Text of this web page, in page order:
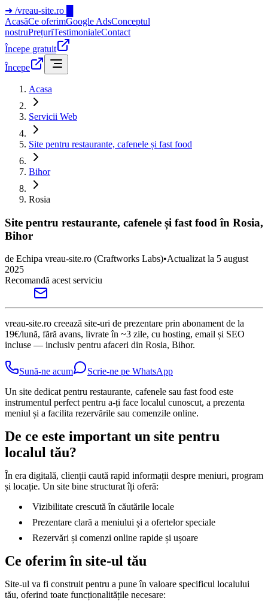
➜ /vreau-site.ro
AcasăCe oferimGoogle AdsConceptul
nostruPrețuriTestimonialeContact
Începe gratuit
Începe
Acasa
Servicii Web
Site pentru restaurante, cafenele și fast food
Bihor
Rosia
Site pentru restaurante, cafenele și fast food în Rosia,
Bihor
de Echipa vreau-site.ro (Craftworks Labs)•Actualizat la 5 august
2025
Recomandă acest serviciu
vreau-site.ro creează site-uri de prezentare prin abonament de la
19€/lună, fără avans, livrate în ~3 zile, cu hosting, email și SEO
incluse — inclusiv pentru afaceri din Rosia, Bihor.
Sună-ne acum
Scrie-ne pe WhatsApp
Un site dedicat pentru restaurante, cafenele sau fast food este
instrumentul perfect pentru a-ți face localul cunoscut, a prezenta
meniul și a facilita rezervările sau comenzile online.
De ce este important un site pentru
localul tău?
În era digitală, clienții caută rapid informații despre meniuri, program
și locație. Un site bine structurat îți oferă:
Vizibilitate crescută în căutările locale
Prezentare clară a meniului și a ofertelor speciale
Rezervări și comenzi online rapide și ușoare
Ce oferim în site-ul tău
Site-ul va fi construit pentru a pune în valoare specificul localului
tău, oferind toate funcționalitățile necesare: